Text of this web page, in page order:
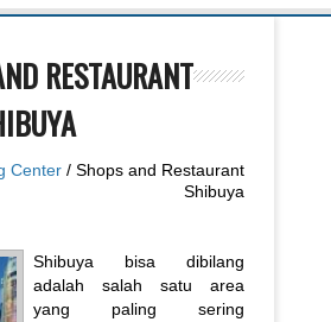
RESTAURANT
Center / Shops and Restaurant
Shibuya
Shibuya bisa dibilang
adalah salah satu area
yang paling sering